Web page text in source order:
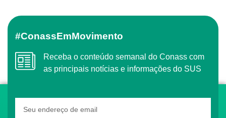
#ConassEmMovimento
Receba o conteúdo semanal do Conass com
as principais notícias e informações do SUS